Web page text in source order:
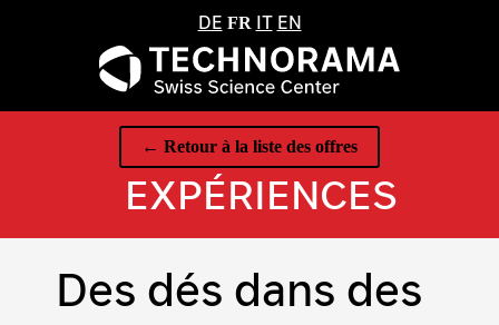
DE FR IT EN
← Retour à la liste des offres
EXPÉRIENCES
Des dés dans des